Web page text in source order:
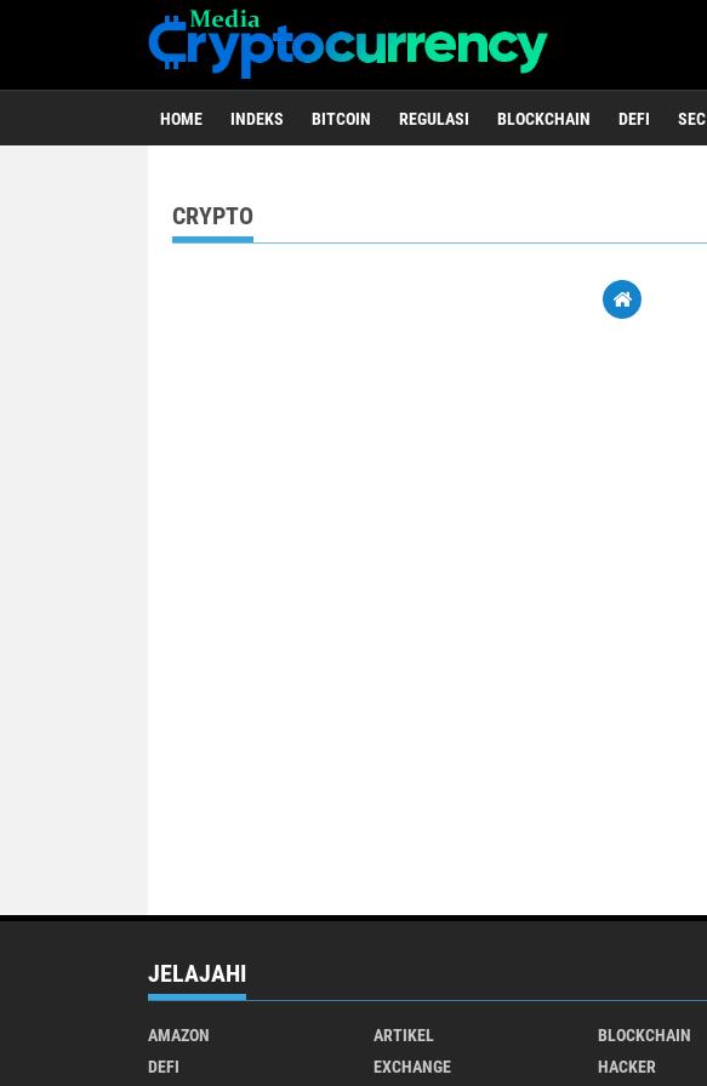
HOME INDEKS BITCOIN REGULASI BLOCKCHAIN DEFI SEC
CRYPTO
JELAJAHI
AMAZON ARTIKEL BLOCKCHAIN
DEFI
EXCHANGE HACKER